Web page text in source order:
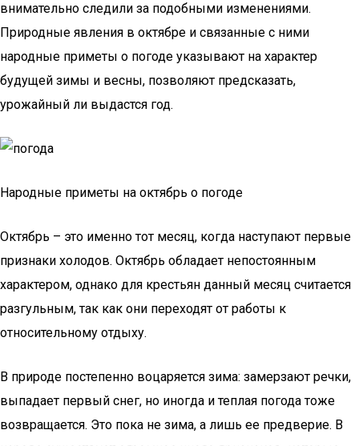
внимательно следили за подобными изменениями.
Природные явления в октябре и связанные с ними
народные приметы о погоде указывают на характер
будущей зимы и весны, позволяют предсказать,
урожайный ли выдастся год.
Народные приметы на октябрь о погоде
Октябрь – это именно тот месяц, когда наступают первые
признаки холодов. Октябрь обладает непостоянным
характером, однако для крестьян данный месяц считается
разгульным, так как они переходят от работы к
относительному отдыху.
В природе постепенно воцаряется зима: замерзают речки,
выпадает первый снег, но иногда и теплая погода тоже
возвращается. Это пока не зима, а лишь ее предверие. В